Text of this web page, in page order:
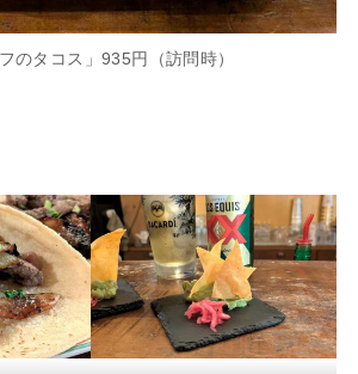
フのタコス」935円（訪問時）